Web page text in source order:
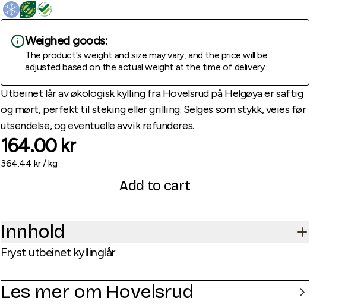
Weighed goods:
The product's weight and size may vary, and the price will be
adjusted based on the actual weight at the time of delivery.
Utbeinet lår av økologisk kylling fra Hovelsrud på Helgøya er saftig
og mørt, perfekt til steking eller grilling. Selges som stykk, veies før
utsendelse, og eventuelle avvik refunderes.
164.00 kr
364.44 kr /kg
Add to cart
Innhold
Fryst utbeinet kyllinglår
Les mer om Hovelsrud